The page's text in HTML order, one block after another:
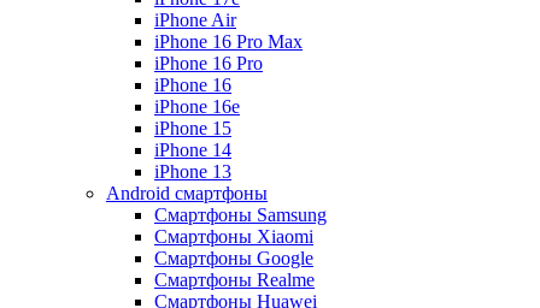
iPhone Air
iPhone 16 Pro Max
iPhone 16 Pro
iPhone 16
iPhone 16e
iPhone 15
iPhone 14
iPhone 13
Android cмартфоны
Смартфоны Samsung
Смартфоны Xiaomi
Смартфоны Google
Смартфоны Realme
Смартфоны Huawei